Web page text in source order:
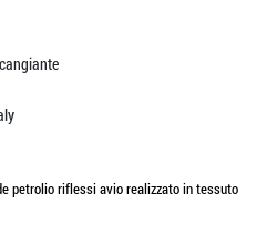
petrolio riflessi avio realizzato in tessuto